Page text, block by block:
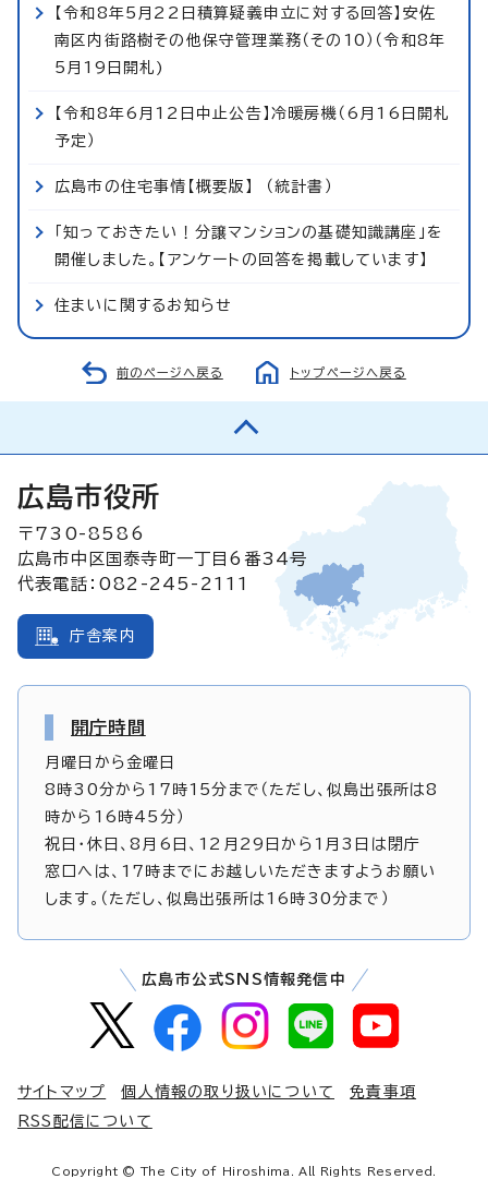
【令和8年5月22日積算疑義申立に対する回答】安佐
南区内街路樹その他保守管理業務（その10）（令和8年
5月19日開札)
【令和8年6月12日中止公告】冷暖房機（6月16日開札
予定）
広島市の住宅事情【概要版】 （統計書）
「知っておきたい！分譲マンションの基礎知識講座」を
開催しました。【アンケートの回答を掲載しています】
住まいに関するお知らせ
前のページへ戻る トップページへ戻る
広島市役所
〒730-8586
広島市中区国泰寺町一丁目6番34号
代表電話：082-245-2111
庁舎案内
開庁時間
月曜日から金曜日
8時30分から17時15分まで（ただし、似島出張所は8
時から16時45分）
祝日・休日、8月6日、12月29日から1月3日は閉庁
窓口へは、17時までにお越しいただきますようお願い
します。（ただし、似島出張所は16時30分まで）
広島市公式SNS情報発信中
サイトマップ 個人情報の取り扱いについて
免責事項
RSS配信について
Copyright © The City of Hiroshima. All Rights Reserved.